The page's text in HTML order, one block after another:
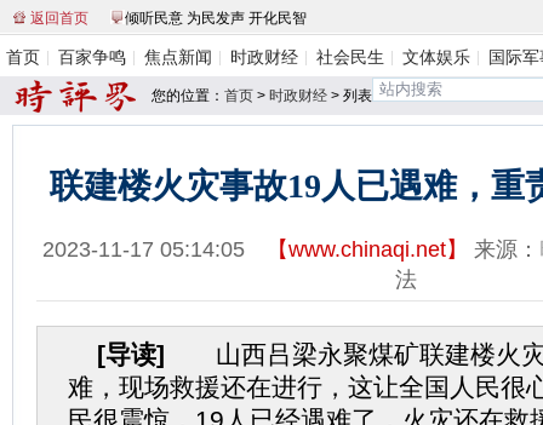
返回首页 倾听民意 为民发声 开化民智
首页 百家争鸣 焦点新闻 时政财经 社会民生 文体娱乐 国际
您的位置： 首页 > 时政财经 > 列表
联建楼火灾事故19人已遇难，重
2023-11-17 05:14:05 【www.chinaqi.net】 来源：
法
[导读] 山西吕梁永聚煤矿联建楼火
难，现场救援还在进行，这让全国人民很